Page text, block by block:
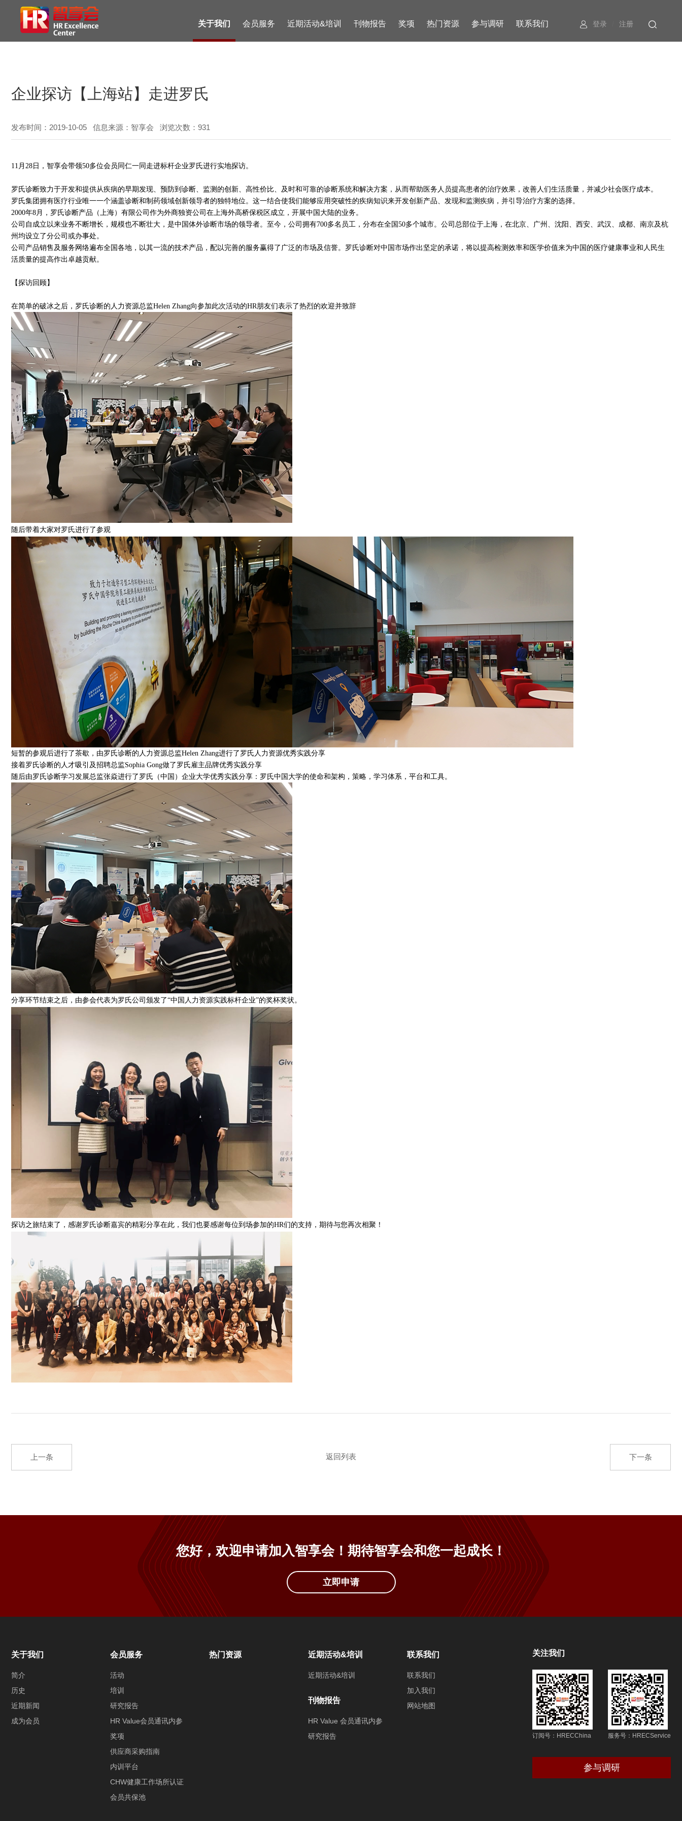
登录 注册
关于我们 会员服务 近期活动&培训 刊物报告 奖项 热门资源 参与调研 联系我们
企业探访【上海站】走进罗氏
发布时间：2019-10-05 信息来源：智享会 浏览次数： 931
11月28日，智享会带领50多位会员同仁一同走进标杆企业罗氏进行实地探访。
罗氏诊断致力于开发和提供从疾病的早期发现、预防到诊断、监测的创新、高性价比、及时和可靠的诊断系统和解决方案，从而帮助医务人员提高患者的治疗效果，改善人们生活质量，并减少社会医疗成本。
罗氏集团拥有医疗行业唯一一个涵盖诊断和制药领域创新领导者的独特地位。这一结合使我们能够应用突破性的疾病知识来开发创新产品、发现和监测疾病，并引导治疗方案的选择。
2000年8月，罗氏诊断产品（上海）有限公司作为外商独资公司在上海外高桥保税区成立，开展中国大陆的业务。
公司自成立以来业务不断增长，规模也不断壮大，是中国体外诊断市场的领导者。至今，公司拥有700多名员工，分布在全国50多个城市。公司总部位于上海，在北京、广州、沈阳、西安、武汉、成都、南京及杭
州均设立了分公司或办事处。
公司产品销售及服务网络遍布全国各地，以其一流的技术产品，配以完善的服务赢得了广泛的市场及信誉。罗氏诊断对中国市场作出坚定的承诺，将以提高检测效率和医学价值来为中国的医疗健康事业和人民生
活质量的提高作出卓越贡献。
【探访回顾】
在简单的破冰之后，罗氏诊断的人力资源总监Helen Zhang向参加此次活动的HR朋友们表示了热烈的欢迎并致辞
随后带着大家对罗氏进行了参观
短暂的参观后进行了茶歇，由罗氏诊断的人力资源总监Helen Zhang进行了罗氏人力资源优秀实践分享
接着罗氏诊断的人才吸引及招聘总监Sophia Gong做了罗氏雇主品牌优秀实践分享
随后由罗氏诊断学习发展总监张焱进行了罗氏（中国）企业大学优秀实践分享：罗氏中国大学的使命和架构，策略，学习体系，平台和工具。
分享环节结束之后，由参会代表为罗氏公司颁发了“中国人力资源实践标杆企业”的奖杯奖状。
探访之旅结束了，感谢罗氏诊断嘉宾的精彩分享在此，我们也要感谢每位到场参加的HR们的支持，期待与您再次相聚！
上一条 返回列表 下一条
您好，欢迎申请加入智享会！期待智享会和您一起成长！
立即申请
关于我们
简介
历史
近期新闻
成为会员
会员服务
活动
培训
研究报告
HR Value会员通讯内参
奖项
供应商采购指南
内训平台
CHW健康工作场所认证
会员共保池
热门资源 近期活动&培训
近期活动&培训
刊物报告
HR Value 会员通讯内参
研究报告
联系我们
联系我们
加入我们
网站地图
关注我们
订阅号：HRECChina 服务号：HRECService
参与调研